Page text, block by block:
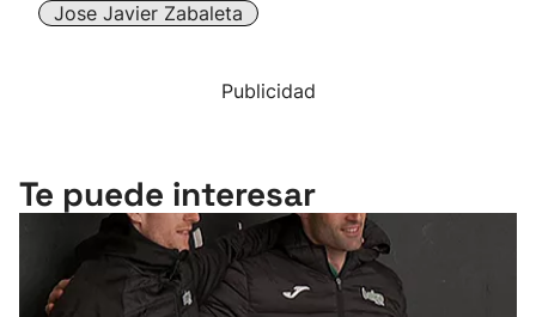
Jose Javier Zabaleta
Publicidad
Te puede interesar